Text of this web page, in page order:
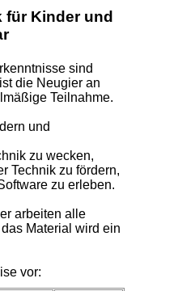
für Kinder und
sind
die Neugier an
Teilnahme.
und
zu wecken,
Technik zu fördern,
zu erleben.
arbeiten alle
Material wird ein
vor: